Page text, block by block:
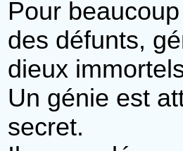
Pour
des défunts,
dieux
Un génie est
secret.